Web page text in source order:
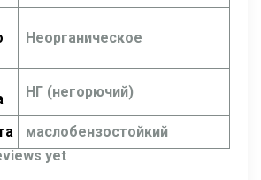
Неорганическое
НГ (негорючий)
маслобензостойкий
yet